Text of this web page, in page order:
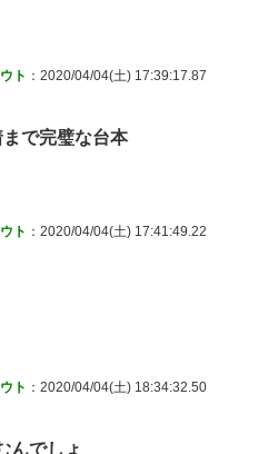
ト ：2020/04/04(土) 17:39:17.87
で完璧な台本
ト ：2020/04/04(土) 17:41:49.22
ト ：2020/04/04(土) 18:34:32.50
んでしょ